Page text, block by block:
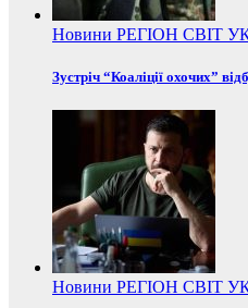
Новини РЕГІОН СВІТ
Зустріч “Коаліції охочих”
Новини РЕГІОН СВІТ